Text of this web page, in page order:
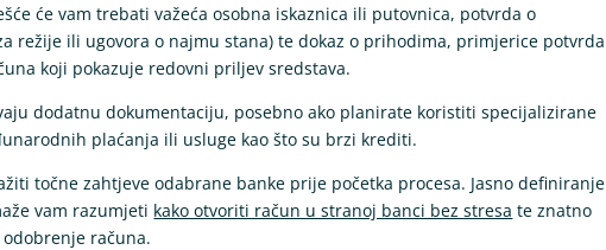
će vam trebati važeća osobna iskaznica ili putovnica, potvrda o
režije ili ugovora o najmu stana) te dokaz o prihodima, primjerice potvrda
koji pokazuje redovni priljev sredstava.
dodatnu dokumentaciju, posebno ako planirate koristiti specijalizirane
plaćanja ili usluge kao što su brzi krediti.
točne zahtjeve odabrane banke prije početka procesa. Jasno definiranje
vam razumjeti kako otvoriti račun u stranoj banci bez stresa te znatno
računa.